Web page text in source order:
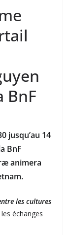
BnF
jusqu’au 14
BnF
animera
les cultures
échanges